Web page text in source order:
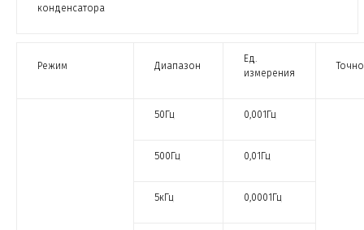
конденсатора
Режим Диапазон
Ед.
измерения
50Гц 0,001Гц
500Гц 0,01Гц
5кГц 0,0001Гц